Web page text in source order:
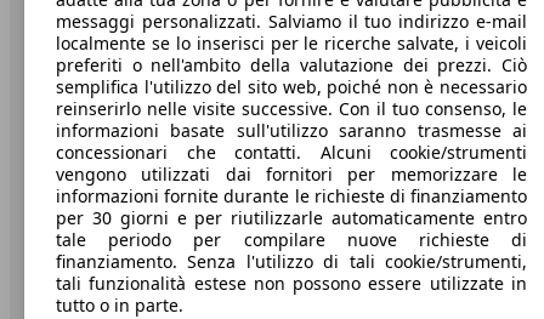
Società
A proposito di AutoScout24
Stampa
Media
Condizioni generali
Informazioni
messaggi personalizzati. Salviamo il tuo indirizzo e-mail
localmente se lo inserisci per le ricerche salvate, i veicoli
preferiti o nell'ambito della valutazione dei prezzi. Ciò
semplifica l'utilizzo del sito web, poiché non è necessario
reinserirlo nelle visite successive. Con il tuo consenso, le
informazioni basate sull'utilizzo saranno trasmesse ai
concessionari che contatti. Alcuni cookie/strumenti
vengono utilizzati dai fornitori per memorizzare le
informazioni fornite durante le richieste di finanziamento
per 30 giorni e per riutilizzarle automaticamente entro
tale periodo per compilare nuove richieste di
finanziamento. Senza l'utilizzo di tali cookie/strumenti,
tali funzionalità estese non possono essere utilizzate in
tutto o in parte.